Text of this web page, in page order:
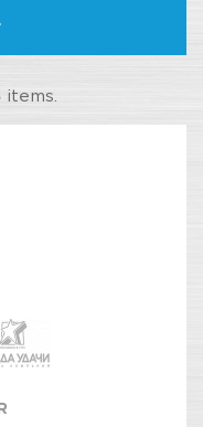
items.